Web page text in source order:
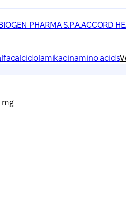
PHARMA S.P.A.ACCORD
amikacinamino acids
mg